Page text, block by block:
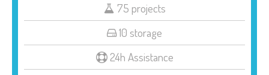
75 projects
10 storage
24h Assistance